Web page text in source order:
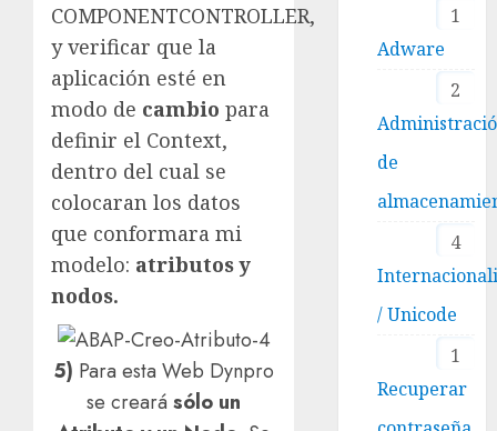
COMPONENTCONTROLLER,
y verificar que la
aplicación esté en
modo de cambio para
definir el Context,
dentro del cual se
colocaran los datos
que conformara mi
modelo: atributos y
nodos.
5) Para esta Web Dynpro
se crearásólo un
1
Adware
2
de
4
/ Unicode
1
Recuperar